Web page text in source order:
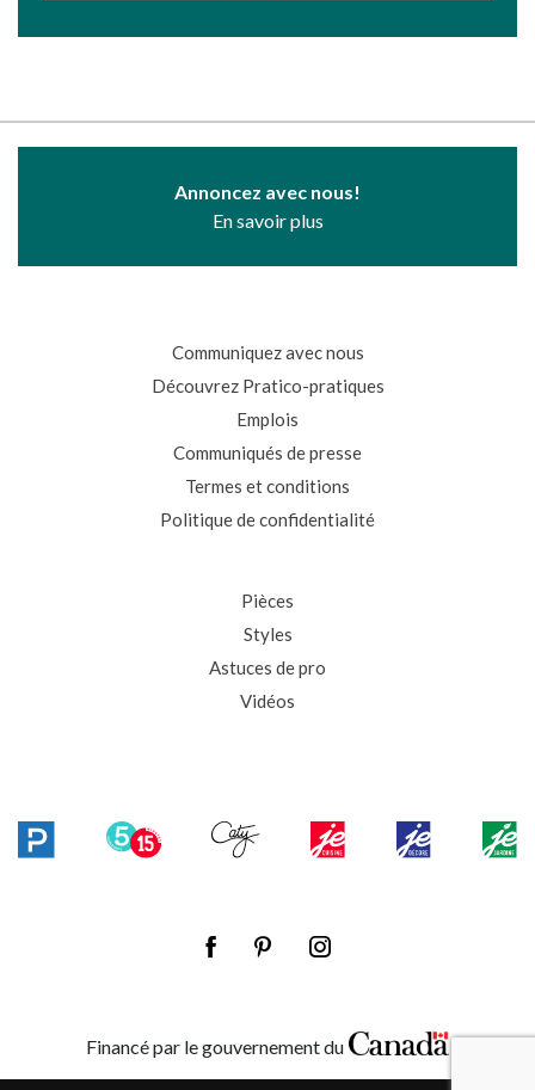
Annoncez avec nous!
En savoir plus
Communiquez avec nous
Découvrez Pratico-pratiques
Emplois
Communiqués de presse
Termes et conditions
Politique de confidentialité
Pièces
Styles
Astuces de pro
Vidéos
Financé par le gouvernement du